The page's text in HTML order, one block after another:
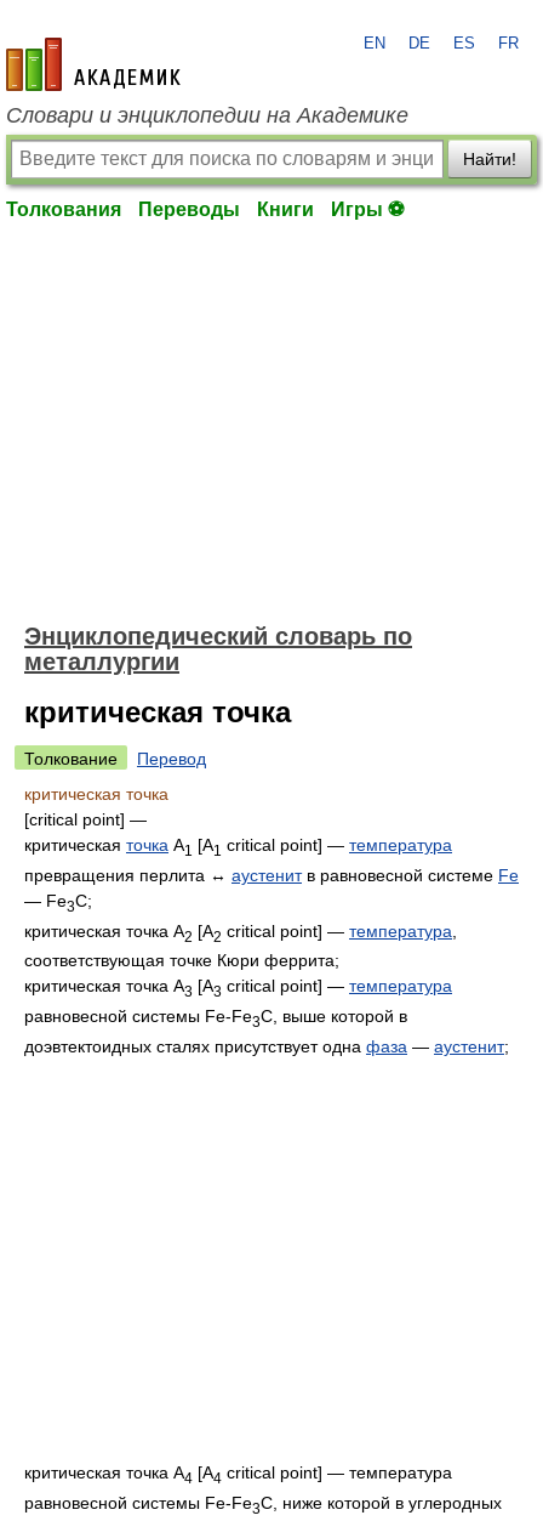
academic.ru
EN DE ES FR
Словари и энциклопедии на Академике
Найти!
Толкования Переводы Книги Игры ⚽
Энциклопедический словарь по
металлургии
критическая точка
Толкование
Перевод
критическая точка
[critical point] —
критическая точка A1 [A1 critical point] — температура
превращения перлита ↔ аустенитв равновесной системе Fe
— Fe3C;
критическая точка A2 [А2 critical point] — температура
соответствующая точке Кюри феррита;
критическая точка A3 [A3 critical point] — температура
равновесной системы Fe-Fe3C, выше которой в
доэвтектоидных сталях присутствует одна фаза — аустенит;
критическая точка A4 [A4 critical point] — температура
равновесной системы Fe-Fe3C, ниже которой в углеродных